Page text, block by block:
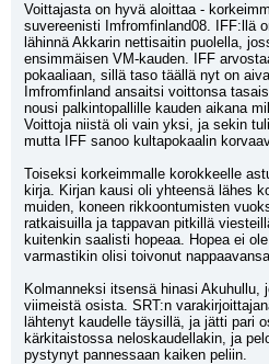
Voittajasta on hyvä aloittaa -
suvereenisti Imfromfinland08. IFF:llä
lähinnä Akkarin nettisaitin puolella,
ensimmäisen VM-kauden. IFF
pokaaliaan, sillä taso täällä nyt on
Imfromfinland ansaitsi voittonsa
nousi palkintopallille kauden aikana
Voittoja niistä oli vain yksi, ja sekin
mutta IFF sanoo kultapokaalin
Toiseksi korkeimmalle korokkeelle
kirja. Kirjan kausi oli yhteensä lähes
muiden, koneen rikkoontumisten
ratkaisuilla ja tappavan pitkillä
kuitenkin saalisti hopeaa. Hopea ei
varmastikin olisi toivonut
Kolmanneksi itsensä hinasi Akuhullu,
viimeistä osista. SRT:n
lähtenyt kaudelle täysillä, ja jätti pari
kärkitaistossa neloskaudellakin, ja
pystynyt pannessaan kaiken peliin.